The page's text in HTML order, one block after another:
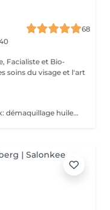
68
Facialiste et Bio-
soins du visage et l'art
Soin SPECIFIQUE du contour des yeux: démaquillage huileux, gommage doux, massage drainant et liftant, application d'un masque hydratant et d'une crème contour défroissante et défatigante.